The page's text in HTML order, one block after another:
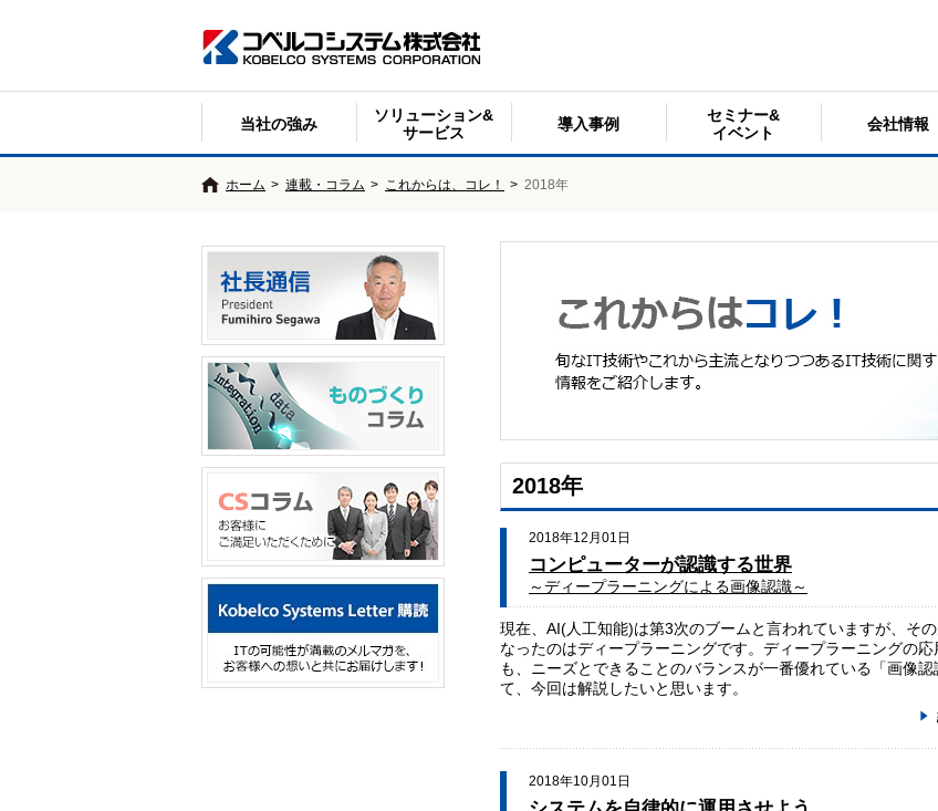
当社の強み
ソリューション&
サービス
導入事例
セミナー&
イベント
会社情報
ホーム > 連載・コラム > これからは、コレ！ > 2018年
2018年
2018年12月01日
コンピューターが認識する世界
～ディープラーニングによる画像認識～
現在、AI(人工知能)は第3次のブームと言われていますが、そ
なったのはディープラーニングです。ディープラーニングの
も、ニーズとできることのバランスが一番優れている「画像
て、今回は解説したいと思います。
2018年10月01日